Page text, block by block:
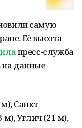
самую
Её высота
пресс-служба
данные
Санкт-
м), Углич (21 м),